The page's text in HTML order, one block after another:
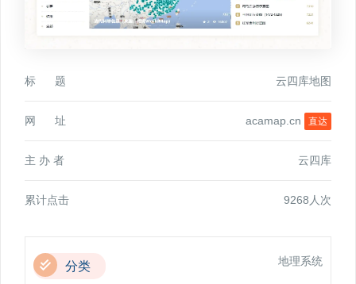
标 题 云四库地图
网 址 acamap.cn 直达
主 办 者 云四库
累计点击 9268人次
分类 地理系统